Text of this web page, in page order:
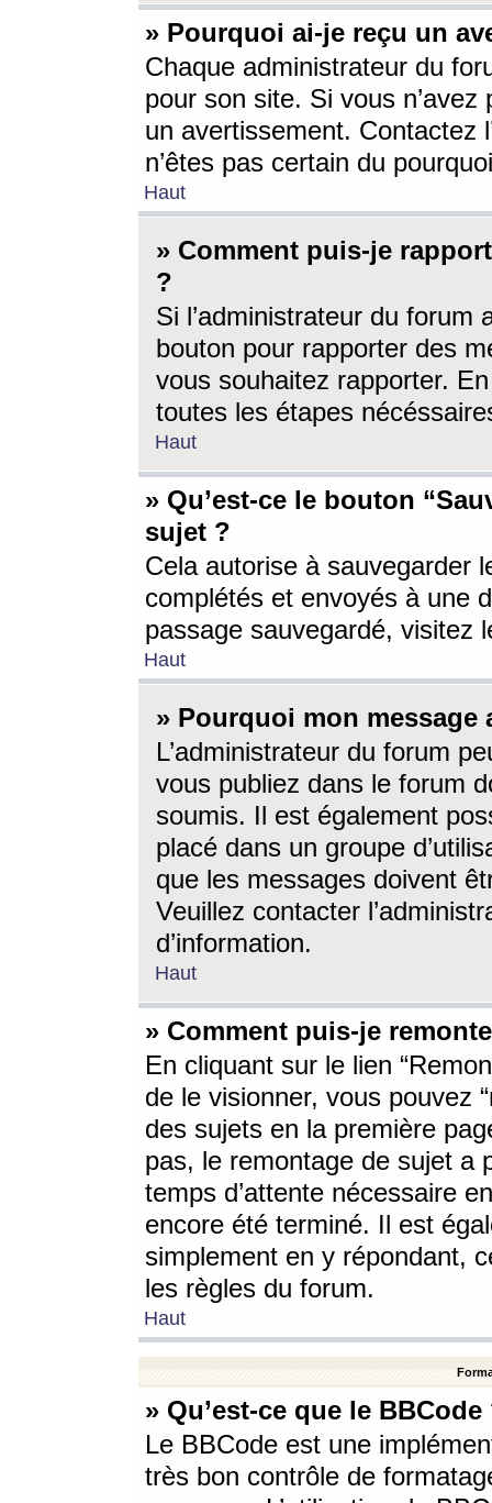
» Pourquoi ai-je reçu un
Chaque administrateur du
pour son site. Si vous
un avertissement. Contactez
n’êtes pas certain du
Haut
» Comment puis-je
?
Si l’administrateur du forum
bouton pour rapporter des
vous souhaitez rapporter.
toutes les étapes
Haut
» Qu’est-ce le bouton
sujet ?
Cela autorise à sauvegarder
complétés et envoyés à une
passage sauvegardé, visitez
Haut
» Pourquoi mon message
L’administrateur du forum
vous publiez dans le forum
soumis. Il est également
placé dans un groupe
que les messages doivent
Veuillez contacter
d’information.
Haut
» Comment puis-je
En cliquant sur le lien
de le visionner, vous pouvez
des sujets en la première
pas, le remontage de sujet a
temps d’attente nécessaire
encore été terminé. Il est
simplement en y répondant,
les règles du forum.
Haut
» Qu’est-ce que le BBCode
Le BBCode est une
très bon contrôle de